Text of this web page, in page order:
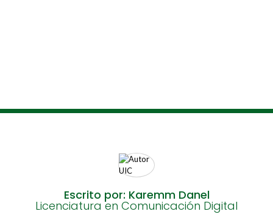
Escrito por: Karemm Danel
Licenciatura en Comunicación Digital